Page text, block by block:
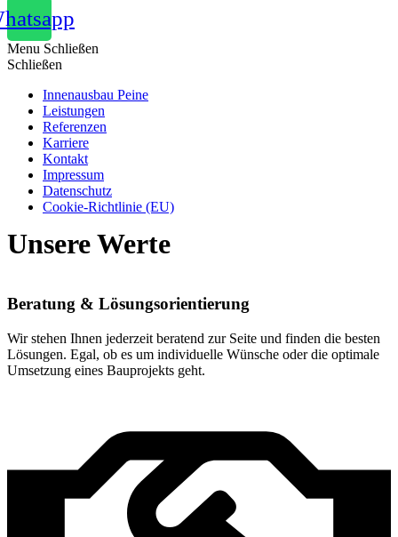
Menu Schließen
Schließen
Innenausbau Peine
Leistungen
Referenzen
Karriere
Kontakt
Impressum
Datenschutz
Cookie-Richtlinie (EU)
Unsere Werte
Beratung & Lösungsorientierung
Wir stehen Ihnen jederzeit beratend zur Seite und finden die besten
Lösungen. Egal, ob es um individuelle Wünsche oder die optimale
Umsetzung eines Bauprojekts geht.